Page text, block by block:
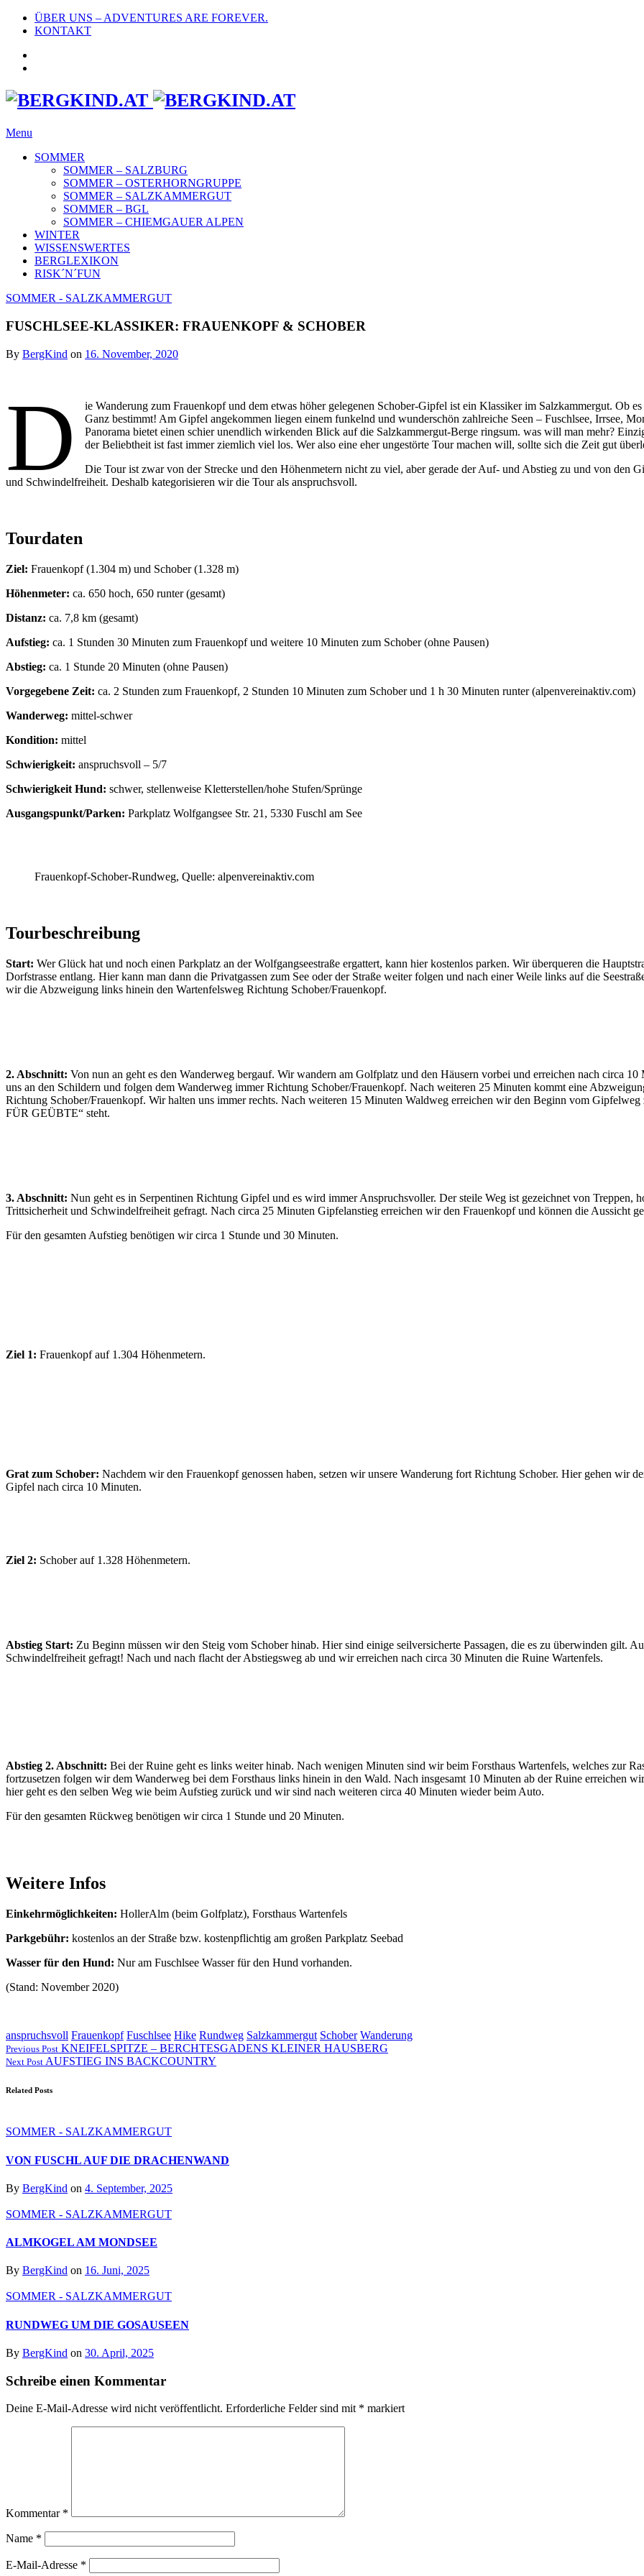
ÜBER UNS – ADVENTURES ARE FOREVER.
KONTAKT
Menu
SOMMER
SOMMER – SALZBURG
SOMMER – OSTERHORNGRUPPE
SOMMER – SALZKAMMERGUT
SOMMER – BGL
SOMMER – CHIEMGAUER ALPEN
WINTER
WISSENSWERTES
BERGLEXIKON
RISK´N´FUN
SOMMER - SALZKAMMERGUT
FUSCHLSEE-KLASSIKER: FRAUENKOPF & SCHOBER
By BergKind on 16. November, 2020
D
ie Wanderung zum Frauenkopf und dem etwas höher gelegenen Schober-Gipfel ist ein Klassiker im Salzkammergut. Ob
Ganz bestimmt! Am Gipfel angekommen liegen einem funkelnd und wunderschön zahlreiche Seen – Fuschlsee, Irrsee,
Panorama bietet einen schier unendlich wirkenden Blick auf die Salzkammergut-Berge ringsum. was will man mehr?
der Beliebtheit ist fast immer ziemlich viel los. Wer also eine eher ungestörte Tour machen will, sollte sich die Zeit gut
Die Tour ist zwar von der Strecke und den Höhenmetern nicht zu viel, aber gerade der Auf- und Abstieg zu und von den
und Schwindelfreiheit. Deshalb kategorisieren wir die Tour als anspruchsvoll.
Tourdaten
Ziel: Frauenkopf (1.304 m) und Schober (1.328 m)
Höhenmeter: ca. 650 hoch, 650 runter (gesamt)
Distanz: ca. 7,8 km (gesamt)
Aufstieg: ca. 1 Stunden 30 Minuten zum Frauenkopf und weitere 10 Minuten zum Schober (ohne Pausen)
Abstieg: ca. 1 Stunde 20 Minuten (ohne Pausen)
Vorgegebene Zeit: ca. 2 Stunden zum Frauenkopf, 2 Stunden 10 Minuten zum Schober und 1 h 30 Minuten runter (alpenvereinaktiv.com)
Wanderweg: mittel-schwer
Kondition: mittel
Schwierigkeit: anspruchsvoll – 5/7
Schwierigkeit Hund: schwer, stellenweise Kletterstellen/hohe Stufen/Sprünge
Ausgangspunkt/Parken: Parkplatz Wolfgangsee Str. 21, 5330 Fuschl am See
Frauenkopf-Schober-Rundweg, Quelle: alpenvereinaktiv.com
Tourbeschreibung
Start: Wer Glück hat und noch einen Parkplatz an der Wolfgangseestraße ergattert, kann hier kostenlos parken. Wir überqueren die
Dorfstrasse entlang. Hier kann man dann die Privatgassen zum See oder der Straße weiter folgen und nach einer Weile links auf die
wir die Abzweigung links hinein den Wartenfelsweg Richtung Schober/Frauenkopf.
2. Abschnitt: Von nun an geht es den Wanderweg bergauf. Wir wandern am Golfplatz und den Häusern vorbei und erreichen nach circa
uns an den Schildern und folgen dem Wanderweg immer Richtung Schober/Frauenkopf. Nach weiteren 25 Minuten kommt eine
Richtung Schober/Frauenkopf. Wir halten uns immer rechts. Nach weiteren 15 Minuten Waldweg erreichen wir den Beginn vom
FÜR GEÜBTE“ steht.
3. Abschnitt: Nun geht es in Serpentinen Richtung Gipfel und es wird immer Anspruchsvoller. Der steile Weg ist gezeichnet von Treppen,
Trittsicherheit und Schwindelfreiheit gefragt. Nach circa 25 Minuten Gipfelanstieg erreichen wir den Frauenkopf und können die Aussicht
Für den gesamten Aufstieg benötigen wir circa 1 Stunde und 30 Minuten.
Ziel 1: Frauenkopf auf 1.304 Höhenmetern.
Grat zum Schober: Nachdem wir den Frauenkopf genossen haben, setzen wir unsere Wanderung fort Richtung Schober. Hier gehen wir
Gipfel nach circa 10 Minuten.
Ziel 2: Schober auf 1.328 Höhenmetern.
Abstieg Start: Zu Beginn müssen wir den Steig vom Schober hinab. Hier sind einige seilversicherte Passagen, die es zu überwinden gilt.
Schwindelfreiheit gefragt! Nach und nach flacht der Abstiegsweg ab und wir erreichen nach circa 30 Minuten die Ruine Wartenfels.
Abstieg 2. Abschnitt: Bei der Ruine geht es links weiter hinab. Nach wenigen Minuten sind wir beim Forsthaus Wartenfels, welches zur
fortzusetzen folgen wir dem Wanderweg bei dem Forsthaus links hinein in den Wald. Nach insgesamt 10 Minuten ab der Ruine erreichen
hier geht es den selben Weg wie beim Aufstieg zurück und wir sind nach weiteren circa 40 Minuten wieder beim Auto.
Für den gesamten Rückweg benötigen wir circa 1 Stunde und 20 Minuten.
Weitere Infos
Einkehrmöglichkeiten: HollerAlm (beim Golfplatz), Forsthaus Wartenfels
Parkgebühr: kostenlos an der Straße bzw. kostenpflichtig am großen Parkplatz Seebad
Wasser für den Hund: Nur am Fuschlsee Wasser für den Hund vorhanden.
(Stand: November 2020)
anspruchsvoll Frauenkopf Fuschlsee Hike Rundweg Salzkammergut Schober Wanderung
Previous Post KNEIFELSPITZE – BERCHTESGADENS KLEINER HAUSBERG
Next Post AUFSTIEG INS BACKCOUNTRY
Related Posts
SOMMER - SALZKAMMERGUT
VON FUSCHL AUF DIE DRACHENWAND
By BergKind on 4. September, 2025
SOMMER - SALZKAMMERGUT
ALMKOGEL AM MONDSEE
By BergKind on 16. Juni, 2025
SOMMER - SALZKAMMERGUT
RUNDWEG UM DIE GOSAUSEEN
By BergKind on 30. April, 2025
Schreibe einen Kommentar
Deine E-Mail-Adresse wird nicht veröffentlicht. Erforderliche Felder sind mit * markiert
Kommentar *
Name *
E-Mail-Adresse *